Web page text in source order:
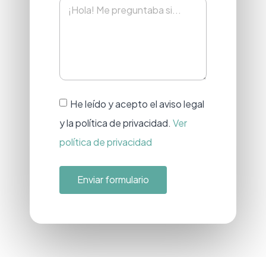
He leído y acepto el aviso legal
y la política de privacidad. Ver
política de privacidad
Enviar formulario